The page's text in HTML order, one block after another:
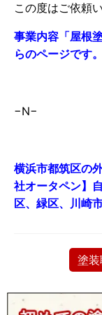
この度はご依頼
事業内容「屋根
らのページです。
−N−
横浜市都筑区の
社オータペン】
区、緑区、川崎
塗